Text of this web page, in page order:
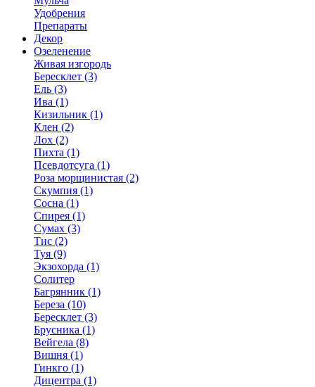
Удобрения
Препараты
Декор
Озеленение
Живая изгородь
Бересклет (3)
Ель (3)
Ива (1)
Кизильник (1)
Клен (2)
Лох (2)
Пихта (1)
Псевдотсуга (1)
Роза морщинистая (2)
Скумпия (1)
Сосна (1)
Спирея (1)
Сумах (3)
Тис (2)
Туя (9)
Экзохорда (1)
Солитер
Багрянник (1)
Береза (10)
Бересклет (3)
Брусника (1)
Вейгела (8)
Вишня (1)
Гинкго (1)
Дицентра (1)